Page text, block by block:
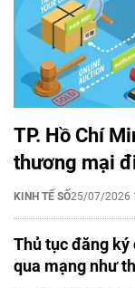
TP. Hồ Chí
thương mại
KINH TẾ SỐ25/07/2026
Thủ tục đăng ký
qua mạng như